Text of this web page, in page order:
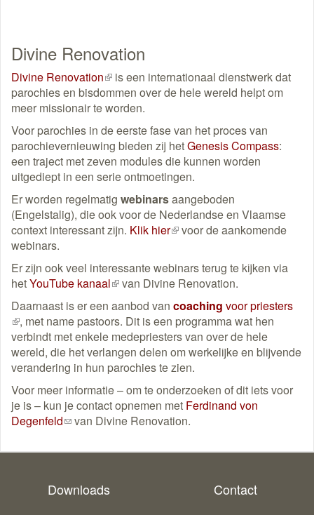
Divine Renovation
Divine Renovation(externe
link)
is een internationaal dienstwerk dat
parochies en bisdommen over de hele wereld helpt om
meer missionair te worden.
Voor parochies in de eerste fase van het proces van
parochievernieuwing bieden zij hetGenesis Compass:
een traject met zeven modules die kunnen worden
uitgediept in een serie ontmoetingen.
Er worden regelmatig webinarsaangeboden
(Engelstalig), die ook voor de Nederlandse en Vlaamse
context interessant zijn. Klik hier(externe
voor de aankomende
webinars.
Er zijn ook veel interessante webinars terug te kijken via
hetYouTube kanaal(externe
link)
van Divine Renovation.
Daarnaast is er een aanbod van coaching voor priesters
(externe
link)
, met name pastoors. Dit is een programma wat hen
verbindt met enkele medepriesters van over de hele
wereld, die het verlangen delen om werkelijke en blijvende
verandering in hun parochies te zien.
Voor meer informatie – om te onderzoeken of dit iets voor
je is – kun je contact opnemen met Ferdinand von
Degenfeld(link
een
mail)
van Divine Renovation.
Downloads Contact